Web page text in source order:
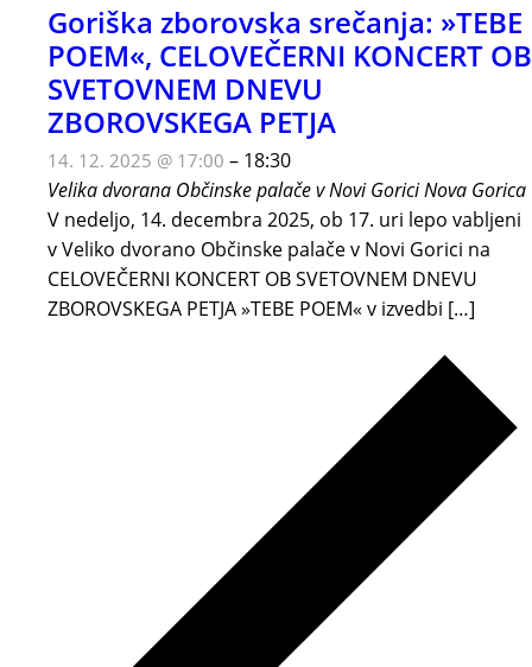
Goriška zborovska srečanja: »TEBE
POEM«, CELOVEČERNI KONCERT OB
SVETOVNEM DNEVU
ZBOROVSKEGA PETJA
14. 12. 2025 @ 17:00 – 18:30
Velika dvorana Občinske palače v Novi GoriciNova Gorica
V nedeljo, 14. decembra 2025, ob 17. uri lepo vabljeni
v Veliko dvorano Občinske palače v Novi Gorici na
CELOVEČERNI KONCERT OB SVETOVNEM DNEVU
ZBOROVSKEGA PETJA »TEBE POEM« v izvedbi […]